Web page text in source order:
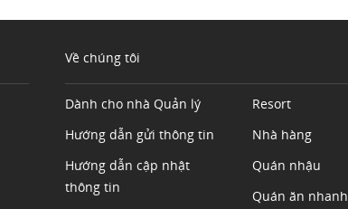
Về chúng tôi
Dành cho nhà Quản lý
Hướng dẫn gửi thông tin
Hướng dẫn cập nhật
thông tin
Resort
Nhà hàng
Quán nhậu
Quán ăn nhanh